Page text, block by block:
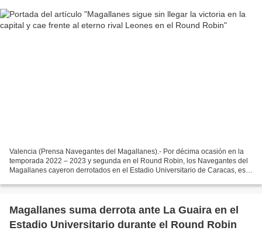
Valencia (Prensa Navegantes del Magallanes).- Por décima ocasión en la
temporada 2022 – 2023 y segunda en el Round Robin, los Navegantes del
Magallanes cayeron derrotados en el Estadio Universitario de Caracas, esta
Magallanes suma derrota ante La Guaira en el
Estadio Universitario durante el Round Robin